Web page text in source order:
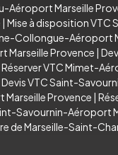
Aéroport Marseille
| Mise à disposition VTC
Collongue-Aéroport
Marseille Provence |
Réserver VTC Mimet-
Devis VTC Saint-
Provence |
Savournin-Aéroport
de Marseille-Saint-